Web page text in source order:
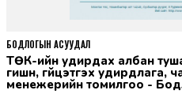
ТӨК-ийн удирдах албан тушаалтны томилгоо: ТУЗ-ийн
гишүүн, гүйцэтгэх удирдлага,
менежерийн томилгоо -
БОДЛОГЫН АСУУДАЛ